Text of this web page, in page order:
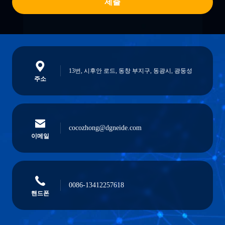
주소
13번, 시후안 로드, 동창 부지구, 동광시, 광둥성
이메일
cocozhong@dgneide.com
핸드폰
0086-13412257618